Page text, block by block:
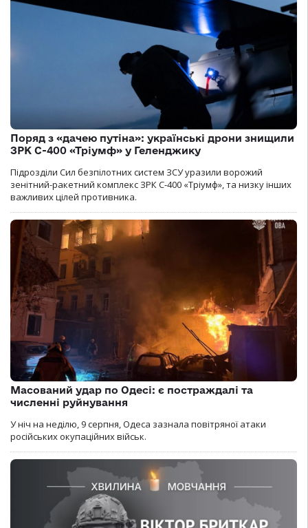
Поряд з «дачею путіна»: українські дрони знищили
ЗРК С-400 «Тріумф» у Геленджику
Підрозділи Сил безпілотних систем ЗСУ уразили ворожий
зенітний-ракетний комплекс ЗРК С-400 «Тріумф», та низку інших
важливих цілей противника.
Масований удар по Одесі: є постраждалі та
численні руйнування
У ніч на неділю, 9 серпня, Одеса зазнала повітряної атаки
російських окупаційних військ.